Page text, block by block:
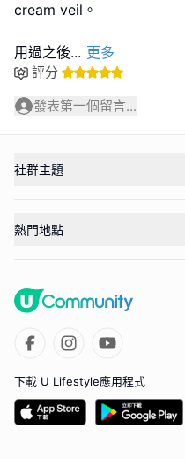
cream veil。
用過之後... 更多
評分
發表第一個留言...
社群主題
熱門地點
下載 U Lifestyle應用程式